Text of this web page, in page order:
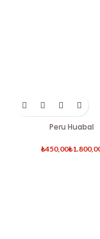
Peru Huabal
₺ ₺